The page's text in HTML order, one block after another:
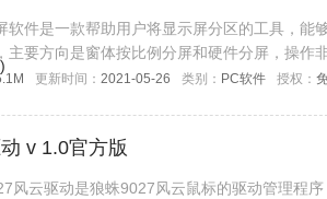
软件是一款帮助用户将显示屏分区的工具，能
主要方向是窗体按比例分屏和硬件分屏，操作
欢迎下载使用！
更新时间： 2021-05-26 类别： PC软件 授权：
v 1.0官方版
风云驱动是狼蛛9027风云鼠标的驱动管理程